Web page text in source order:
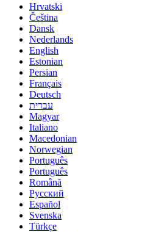
Hrvatski
Čeština
Dansk
Nederlands
English
Estonian
Persian
Français
Deutsch
עברית
Magyar
Italiano
Macedonian
Norwegian
Português
Português
Română
Русский
Español
Svenska
Türkçe